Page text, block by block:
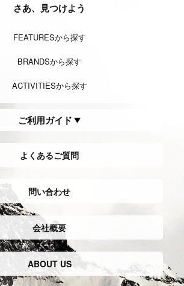
さあ、見つけよう
FEATURESから探す
BRANDSから探す
ACTIVITIESから探す
ご利用ガイド
よくあるご質問
問い合わせ
会社概要
ABOUT US